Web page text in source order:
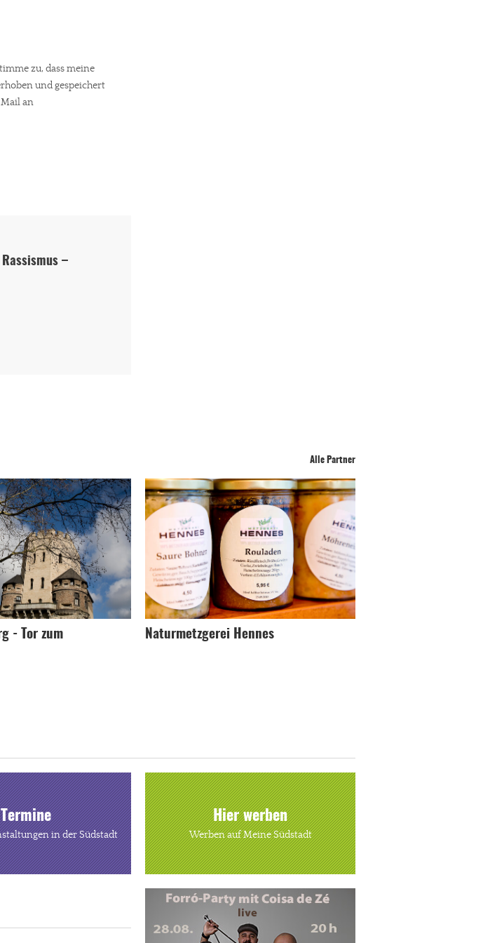
zu, dass meine
und gespeichert
an
Rassismus –
Alle Partner
- Tor zum
Naturmetzgerei Hennes
Termine
in der Südstadt
Hier werben
Werben auf Meine Südstadt